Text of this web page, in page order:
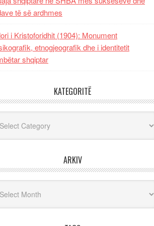
të së ardhmes
i Kristoforidhit (1904): Monument
etnogjeografik dhe i identitetit
shqiptar
KATEGORITË
ARKIV